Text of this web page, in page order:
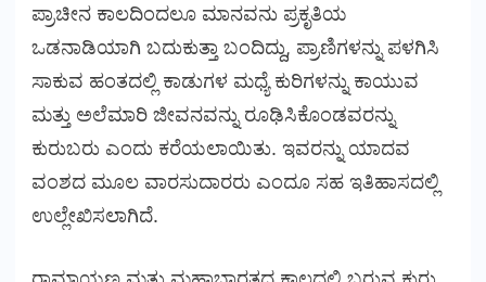
ಪ್ರಾಚೀನ ಕಾಲದಿಂದಲೂ ಮಾನವನು ಪ್ರಕೃತಿಯ
ಒಡನಾಡಿಯಾಗಿ ಬದುಕುತ್ತಾ ಬಂದಿದ್ದು, ಪ್ರಾಣಿಗಳನ್ನು ಪಳಗಿಸಿ
ಸಾಕುವ ಹಂತದಲ್ಲಿ ಕಾಡುಗಳ ಮಧ್ಯೆ ಕುರಿಗಳನ್ನು ಕಾಯುವ
ಮತ್ತು ಅಲೆಮಾರಿ ಜೀವನವನ್ನು ರೂಢಿಸಿಕೊಂಡವರನ್ನು
ಕುರುಬರು ಎಂದು ಕರೆಯಲಾಯಿತು. ಇವರನ್ನು ಯಾದವ
ವಂಶದ ಮೂಲ ವಾರಸುದಾರರು ಎಂದೂ ಸಹ ಇತಿಹಾಸದಲ್ಲಿ
ಉಲ್ಲೇಖಿಸಲಾಗಿದೆ.